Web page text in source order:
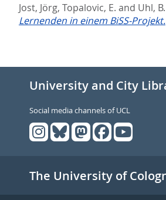
Jost, Jörg, Topalovic, E. and Uhl, B.
Lernenden in einem BiSS-Projekt.
University and City
Social media channels of UCL
The University of